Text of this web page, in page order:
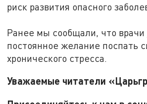
риск развития опасного
Ранее мы сообщали, что врачи
постоянное желание поспать
хронического стресса.
Уважаемые читатели